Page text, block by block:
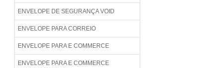
ENVELOPE DE SEGURANÇA VOID
ENVELOPE PARA CORREIO
ENVELOPE PARA E COMMERCE
ENVELOPE PARA E COMMERCE